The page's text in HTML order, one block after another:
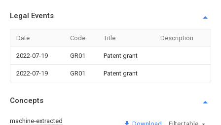
Legal Events
Date Code Title Description
2022-07-19 GR01 Patent grant
2022-07-19 GR01 Patent grant
Concepts
machine-extracted